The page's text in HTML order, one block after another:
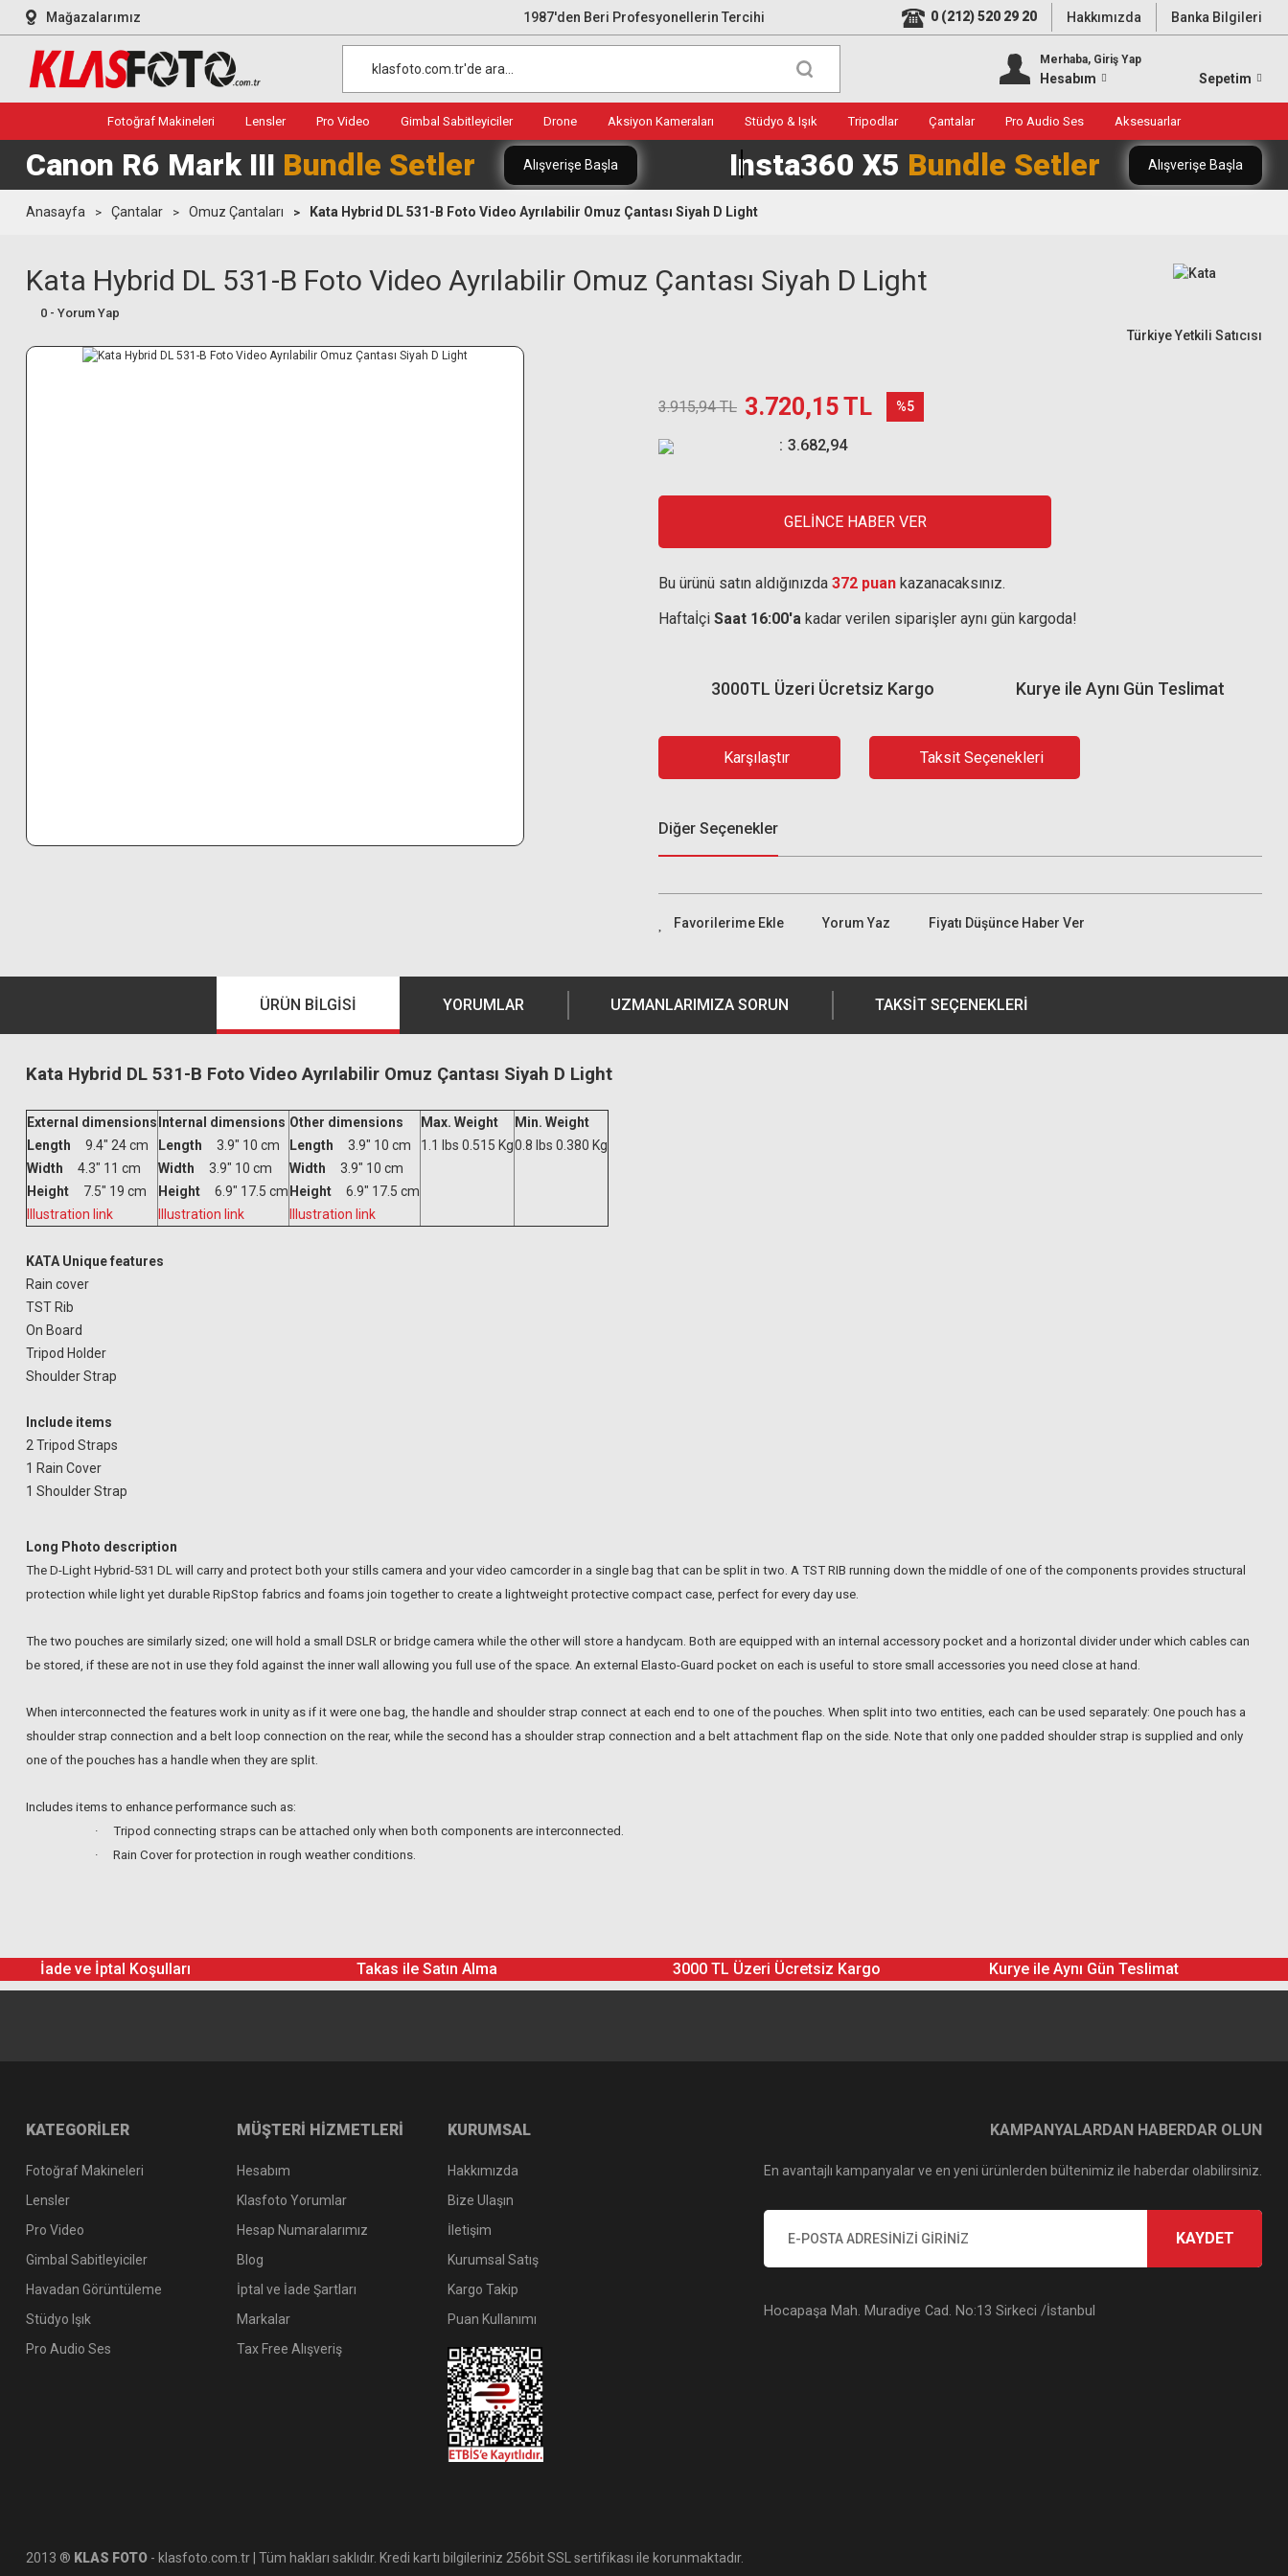
Mağazalarımız 1987'den Beri Profesyonellerin Tercihi 0 (212) 520 29 20 Hakkımızda Banka Bilgileri
Merhaba, Giriş Yap
Hesabım Sepetim
Fotoğraf Makineleri Lensler Pro Video Gimbal Sabitleyiciler Drone Aksiyon Kameraları Stüdyo & Işık Tripodlar Çantalar Pro Audio Ses Aksesuarlar
Canon R6 Mark III Bundle Setler Alışverişe Başla Insta360 X5 Bundle Setler Alışverişe Başla
Anasayfa Çantalar Omuz Çantaları Kata Hybrid DL 531-B Foto Video Ayrılabilir Omuz Çantası Siyah D Light
Kata Hybrid DL 531-B Foto Video Ayrılabilir Omuz Çantası Siyah D Light
0 - Yorum Yap
Türkiye Yetkili Satıcısı
3.915,94 TL 3.720,15 TL %5
3.682,94
GELİNCE HABER VER
Bu ürünü satın aldığınızda 372 puan kazanacaksınız.
Haftaİçi Saat 16:00'a kadar verilen siparişler aynı gün kargoda!
Kurye ile Aynı Gün Teslimat
3000TL Üzeri Ücretsiz Kargo
Karşılaştır Taksit Seçenekleri
Diğer Seçenekler
Yorum Yaz Fiyatı Düşünce Haber Ver
ÜRÜN BILGISI YORUMLAR UZMANLARIMIZA SORUN TAKSIT SEÇENEKLERI
Kata Hybrid DL 531-B Foto Video Ayrılabilir Omuz Çantası Siyah D Light
External dimensions
Length 9.4" 24 cm
Width 4.3" 11 cm
Height 7.5" 19 cm
Illustration link
Internal dimensions
Length 3.9" 10 cm
Width 3.9" 10 cm
Height 6.9" 17.5 cm
Illustration link
Other dimensions
Length 3.9" 10 cm
Width 3.9" 10 cm
Height 6.9" 17.5 cm
Illustration link
Max. Weight
1.1 lbs 0.515 Kg
Min. Weight
0.8 lbs 0.380 Kg
KATA Unique features
Rain cover
TST Rib
On Board
Tripod Holder
Shoulder Strap
Include items
2 Tripod Straps
1 Rain Cover
1 Shoulder Strap
Long Photo description
The D-Light Hybrid-531 DL will carry and protect both your stills camera and your video camcorder in a single bag that can be split in two. A TST RIB running down the middle of one of the components provides structural
protection while light yet durable RipStop fabrics and foams join together to create a lightweight protective compact case, perfect for every day use.
The two pouches are similarly sized; one will hold a small DSLR or bridge camera while the other will store a handycam. Both are equipped with an internal accessory pocket and a horizontal divider under which cables can
be stored, if these are not in use they fold against the inner wall allowing you full use of the space. An external Elasto-Guard pocket on each is useful to store small accessories you need close at hand.
When interconnected the features work in unity as if it were one bag, the handle and shoulder strap connect at each end to one of the pouches. When split into two entities, each can be used separately: One pouch has a
shoulder strap connection and a belt loop connection on the rear, while the second has a shoulder strap connection and a belt attachment flap on the side. Note that only one padded shoulder strap is supplied and only
one of the pouches has a handle when they are split.
Includes items to enhance performance such as:
·
Tripod connecting straps can be attached only when both components are interconnected.
·
Rain Cover for protection in rough weather conditions.
İade ve İptal Koşulları Takas ile Satın Alma 3000 TL Üzeri Ücretsiz Kargo Kurye ile Aynı Gün Teslimat
KATEGORİLER
Fotoğraf Makineleri
Lensler
Pro Video
Gimbal Sabitleyiciler
Havadan Görüntüleme
Stüdyo Işık
Pro Audio Ses
MÜŞTERİ HİZMETLERİ
Hesabım
Klasfoto Yorumlar
Hesap Numaralarımız
Blog
İptal ve İade Şartları
Markalar
Tax Free Alışveriş
KURUMSAL
Hakkımızda
Bize Ulaşın
İletişim
Kurumsal Satış
Kargo Takip
Puan Kullanımı
KAMPANYALARDAN HABERDAR OLUN
En avantajlı kampanyalar ve en yeni ürünlerden bültenimiz ile haberdar olabilirsiniz.
KAYDET
Hocapaşa Mah. Muradiye Cad. No:13 Sirkeci /İstanbul
2013 ® KLAS FOTO - klasfoto.com.tr | Tüm hakları saklıdır. Kredi kartı bilgileriniz 256bit SSL sertifikası ile korunmaktadır.